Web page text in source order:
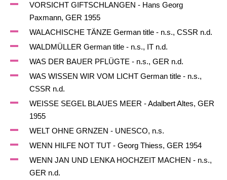
VORSICHT GIFTSCHLANGEN - Hans Georg
Paxmann, GER 1955
WALACHISCHE TÄNZE German title - n.s., CSSR n.d.
WALDMÜLLER German title - n.s., IT n.d.
WAS DER BAUER PFLÜGTE - n.s., GER n.d.
WAS WISSEN WIR VOM LICHT German title - n.s.,
CSSR n.d.
WEISSE SEGEL BLAUES MEER - Adalbert Altes, GER
1955
WELT OHNE GRNZEN - UNESCO, n.s.
WENN HILFE NOT TUT - Georg Thiess, GER 1954
WENN JAN UND LENKA HOCHZEIT MACHEN - n.s.,
GER n.d.